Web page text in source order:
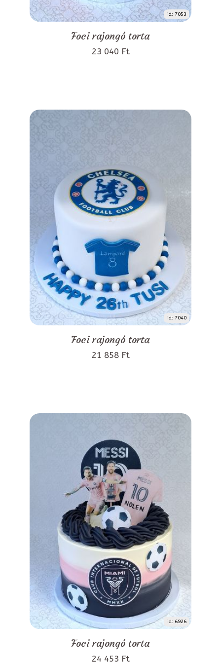
id: 7053
Foci rajongó torta
23 040 Ft
id: 7040
Foci rajongó torta
21 858 Ft
id: 6926
Foci rajongó torta
24 453 Ft